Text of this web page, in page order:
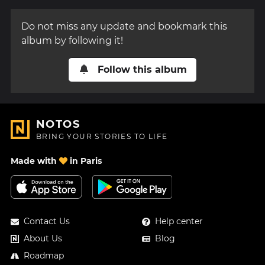
Do not miss any update and bookmark this
album by following it!
Follow this album
NOTOS
BRING YOUR STORIES TO LIFE
Made with in Paris
Contact Us
About Us
Roadmap
Help center
Blog